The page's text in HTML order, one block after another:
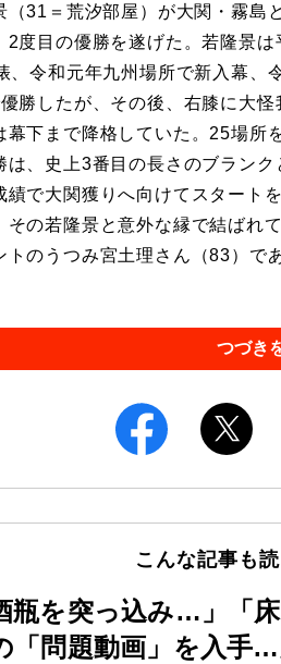
（31＝荒汐部屋）が大関・霧島
2度目の優勝を遂げた。若隆景は
、令和元年九州場所で新入幕、
勝したが、その後、右膝に大怪
幕下まで降格していた。25場所
は、史上3番目の長さのブランク
績で大関獲りへ向けてスタート
その若隆景と意外な縁で結ばれ
トのうつみ宮土理さん（83）で
つづき
こんな記事も
瓶を突っ込み…」「
「問題動画」を入手